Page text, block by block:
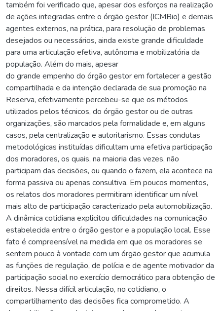
também foi verificado que, apesar dos esforços na realização
de ações integradas entre o órgão gestor (ICMBio) e demais
agentes externos, na prática, para resolução de problemas
desejados ou necessários, ainda existe grande dificuldade
para uma articulação efetiva, autônoma e mobilizatória da
população. Além do mais, apesar
do grande empenho do órgão gestor em fortalecer a gestão
compartilhada e da intenção declarada de sua promoção na
Reserva, efetivamente percebeu-se que os métodos
utilizados pelos técnicos, do órgão gestor ou de outras
organizações, são marcados pela formalidade e, em alguns
casos, pela centralização e autoritarismo. Essas condutas
metodológicas instituídas dificultam uma efetiva participação
dos moradores, os quais, na maioria das vezes, não
participam das decisões, ou quando o fazem, ela acontece na
forma passiva ou apenas consultiva. Em poucos momentos,
os relatos dos moradores permitiram identificar um nível
mais alto de participação caracterizado pela automobilização.
A dinâmica cotidiana explicitou dificuldades na comunicação
estabelecida entre o órgão gestor e a população local. Esse
fato é compreensível na medida em que os moradores se
sentem pouco à vontade com um órgão gestor que acumula
as funções de regulação, de polícia e de agente motivador da
participação social no exercício democrático para obtenção de
direitos. Nessa difícil articulação, no cotidiano, o
compartilhamento das decisões fica comprometido. A